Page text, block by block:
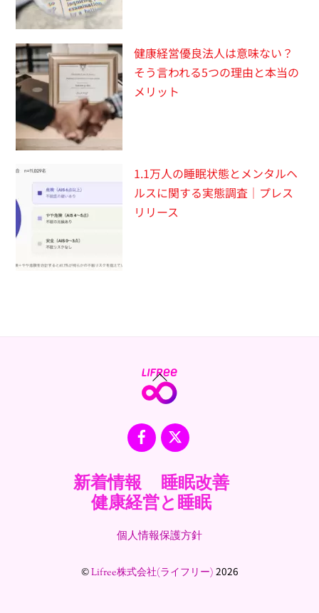
健康経営優良法人は意味ない？
そう言われる5つの理由と本当の
メリット
1.1万人の睡眠状態とメンタルヘ
ルスに関する実態調査｜プレス
リリース
Back
To
Facebook
X
新着情報
睡眠改善
健康経営と睡眠
個人情報保護方針
©Lifree株式会社(ライフリー) 2026